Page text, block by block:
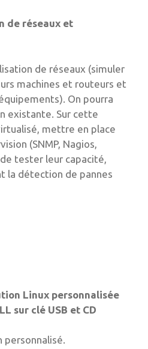
de réseaux et
de réseaux (simuler
machines et routeurs et
On pourra
existante. Sur cette
mettre en place
(SNMP, Nagios,
tester leur capacité,
la détection de pannes
Linux personnalisée
sur clé USB et CD
personnalisé.